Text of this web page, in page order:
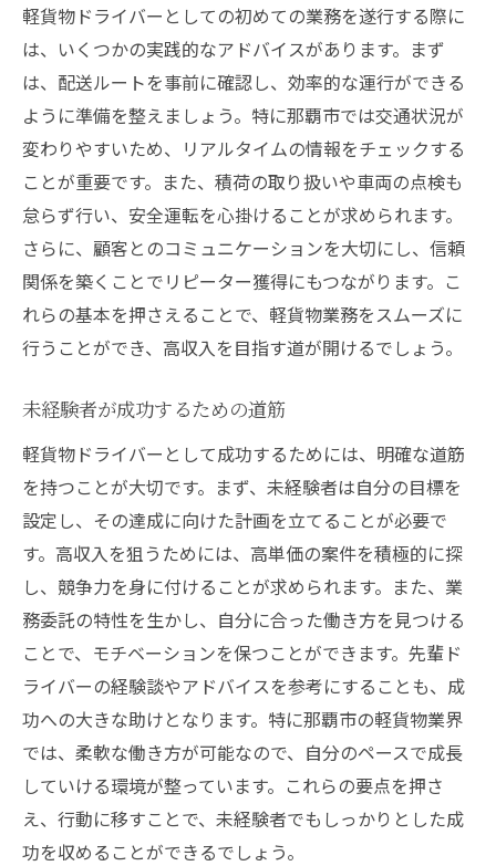
軽貨物ドライバーとしての初めての業務を遂行する際に
は、いくつかの実践的なアドバイスがあります。まず
は、配送ルートを事前に確認し、効率的な運行ができる
ように準備を整えましょう。特に那覇市では交通状況が
変わりやすいため、リアルタイムの情報をチェックする
ことが重要です。また、積荷の取り扱いや車両の点検も
怠らず行い、安全運転を心掛けることが求められます。
さらに、顧客とのコミュニケーションを大切にし、信頼
関係を築くことでリピーター獲得にもつながります。こ
れらの基本を押さえることで、軽貨物業務をスムーズに
行うことができ、高収入を目指す道が開けるでしょう。
未経験者が成功するための道筋
軽貨物ドライバーとして成功するためには、明確な道筋
を持つことが大切です。まず、未経験者は自分の目標を
設定し、その達成に向けた計画を立てることが必要で
す。高収入を狙うためには、高単価の案件を積極的に探
し、競争力を身に付けることが求められます。また、業
務委託の特性を生かし、自分に合った働き方を見つける
ことで、モチベーションを保つことができます。先輩ド
ライバーの経験談やアドバイスを参考にすることも、成
功への大きな助けとなります。特に那覇市の軽貨物業界
では、柔軟な働き方が可能なので、自分のペースで成長
していける環境が整っています。これらの要点を押さ
え、行動に移すことで、未経験者でもしっかりとした成
功を収めることができるでしょう。